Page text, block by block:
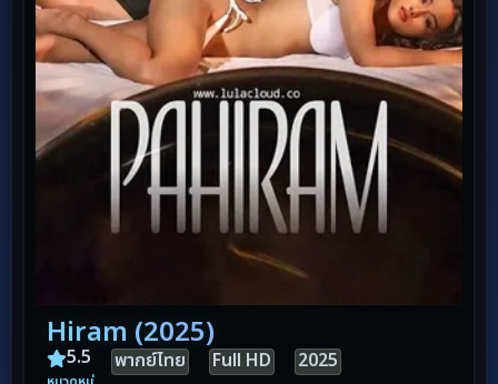
Hiram (2025)
5.5 พากย์ไทย Full HD 2025